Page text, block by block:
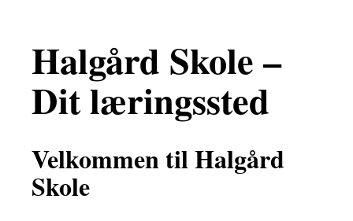
Halgård Skole –
Dit læringssted
Velkommen til Halgård
Skole